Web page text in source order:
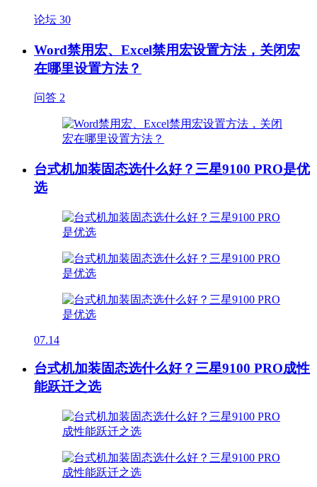
论坛 30
Word禁用宏、Excel禁用宏设置方法，关闭宏
在哪里设置方法？
问答 2
台式机加装固态选什么好？三星9100 PRO是优
选
07.14
台式机加装固态选什么好？三星9100 PRO成性
能跃迁之选